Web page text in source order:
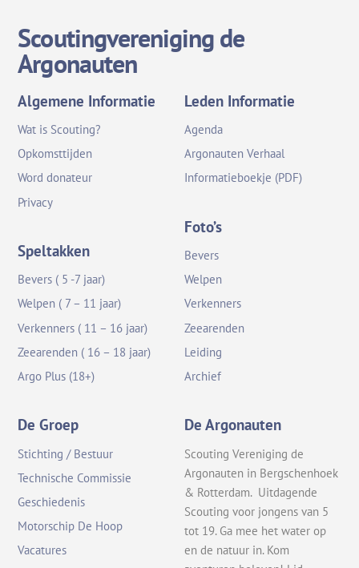
Scoutingvereniging de
Argonauten
Algemene Informatie
Wat is Scouting?
Opkomsttijden
Word donateur
Privacy
Speltakken
Bevers ( 5 -7 jaar)
Welpen ( 7 – 11 jaar)
Verkenners ( 11 – 16 jaar)
Zeearenden ( 16 – 18 jaar)
Argo Plus (18+)
Leden Informatie
Agenda
Argonauten Verhaal
Informatieboekje (PDF)
Foto’s
Bevers
Welpen
Verkenners
Zeearenden
Leiding
Archief
De Groep
Stichting / Bestuur
Technische Commissie
Geschiedenis
Motorschip De Hoop
Vacatures
De Argonauten
Scouting Vereniging de
Argonauten in Bergschenhoek
& Rotterdam. Uitdagende
Scouting voor jongens van 5
tot 19. Ga mee het water op
en de natuur in. Kom